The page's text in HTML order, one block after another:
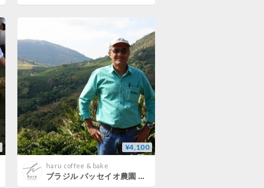
¥4,100
haru coffee & bake
ブラジル パッセイオ農園 イエローハニー パルプドナチュラル（中深煎り）400g